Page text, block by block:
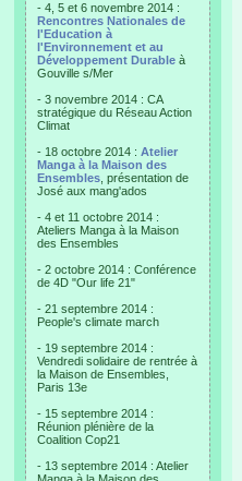
- 4, 5 et 6 novembre 2014 :
Rencontres Nationales de
l'Education à
l'Environnement et au
Développement Durable à
Gouville s/Mer
- 3 novembre 2014 : CA
stratégique du Réseau Action
Climat
- 18 octobre 2014 : Atelier
Manga à la Maison des
Ensembles , présentation de
José aux mang'ados
- 4 et 11 octobre 2014 :
Ateliers Manga à la Maison
des Ensembles
- 2 octobre 2014 : Conférence
de 4D "Our life 21"
- 21 septembre 2014 :
People's climate march
- 19 septembre 2014 :
Vendredi solidaire de rentrée à
la Maison de Ensembles,
Paris 13e
- 15 septembre 2014 :
Réunion plénière de la
Coalition Cop21
- 13 septembre 2014 : Atelier